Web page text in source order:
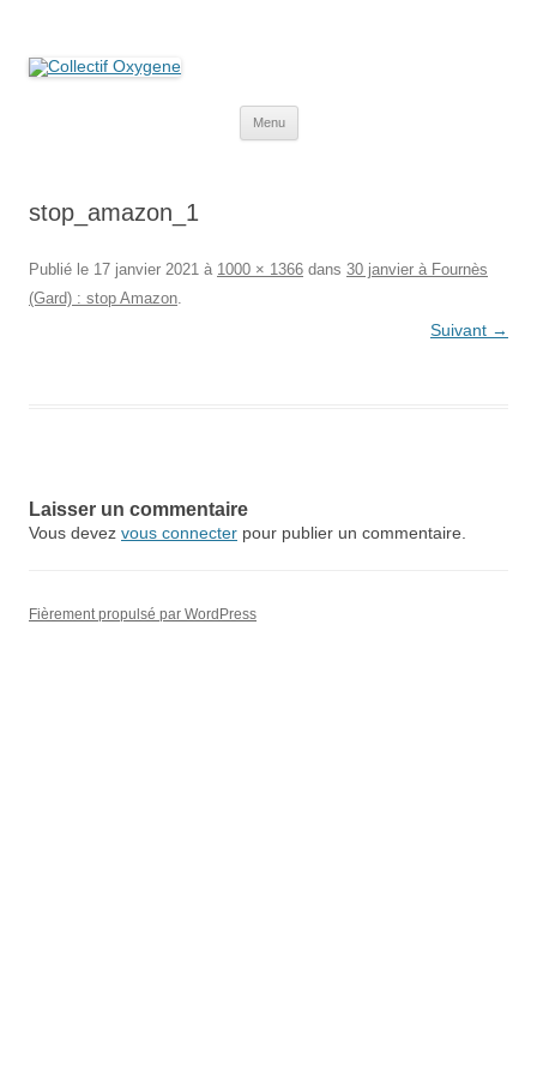
Menu
stop_amazon_1
Publié le 17 janvier 2021 à 1000 × 1366 dans 30 janvier à Fournès
(Gard) : stop Amazon.
Suivant →
Laisser un commentaire
Vous devez vous connecter pour publier un commentaire.
Fièrement propulsé par WordPress